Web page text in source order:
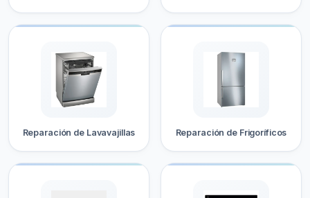
Reparación de Lavavajillas Reparación de Frigoríficos